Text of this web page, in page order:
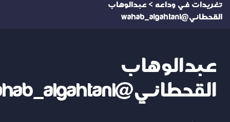
تغريدات في وداعه > عبدالوهاب
القحطاني@wahab_algahtani
عبدالوهاب
القحطاني@wahab_algahtani